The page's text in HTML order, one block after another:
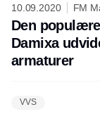
10.09.2020
FM
Danmark ApS
Den
Damixa
armaturer
VVS